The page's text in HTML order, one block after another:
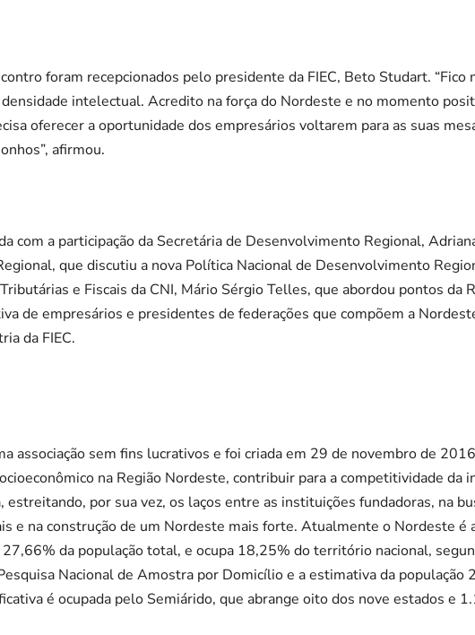
foram recepcionados pelo presidente da FIEC, Beto Studart.
intelectual. Acredito na força do Nordeste e no momento
oferecer a oportunidade dos empresários voltarem para as suas
afirmou.
com a participação da Secretária de Desenvolvimento Regional,
que discutiu a nova Política Nacional de Desenvolvimento
e Fiscais da CNI, Mário Sérgio Telles, que abordou pontos da
de empresários e presidentes de federações que compõem a
da FIEC.
associação sem fins lucrativos e foi criada em 29 de novembro de
na Região Nordeste, contribuir para a competitividade da
estreitando, por sua vez, os laços entre as instituições fundadoras, na
e na construção de um Nordeste mais forte. Atualmente o Nordeste é
da população total, e ocupa 18,25% do território nacional,
Nacional de Amostra por Domicílio e a estimativa da população
é ocupada pelo Semiárido, que abrange oito dos nove estados e